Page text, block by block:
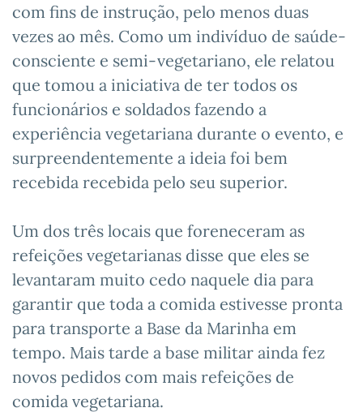
com fins de instrução, pelo menos duas
vezes ao mês. Como um indivíduo de saúde-
consciente e semi-vegetariano, ele relatou
que tomou a iniciativa de ter todos os
funcionários e soldados fazendo a
experiência vegetariana durante o evento, e
surpreendentemente a ideia foi bem
recebida recebida pelo seu superior.
Um dos três locais que foreneceram as
refeições vegetarianas disse que eles se
levantaram muito cedo naquele dia para
garantir que toda a comida estivesse pronta
para transporte a Base da Marinha em
tempo. Mais tarde a base militar ainda fez
novos pedidos com mais refeições de
comida vegetariana.